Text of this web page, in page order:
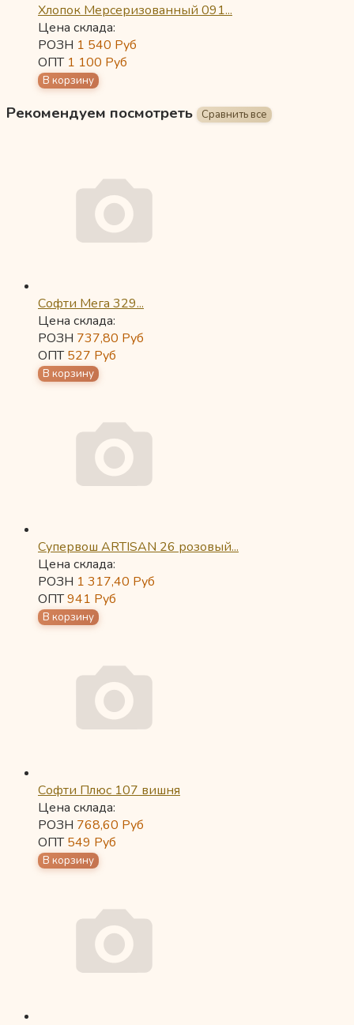
Хлопок Мерсеризованный 091...
Цена склада:
РОЗН 1 540 Руб
ОПТ 1 100 Руб
Рекомендуем посмотреть
Софти Мега 329...
Цена склада:
РОЗН 737,80 Руб
ОПТ527 Руб
Супервош ARTISAN 26 розовый...
Цена склада:
РОЗН 1 317,40 Руб
ОПТ941 Руб
Софти Плюс 107 вишня
Цена склада:
РОЗН 768,60 Руб
ОПТ549 Руб